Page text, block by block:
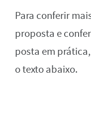
Para conferir
proposta e
posta em
o texto abaixo.